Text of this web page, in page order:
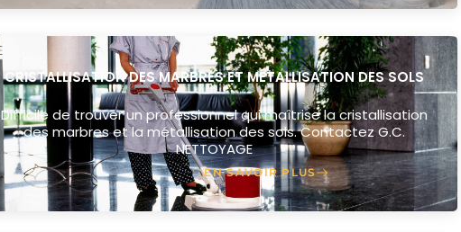
CRISTALLISATION DES MARBRES ET MÉTALLISATION DES SOLS
Difficile de trouver un professionnel qui maîtrise la cristallisation
des marbres et la métallisation des sols. Contactez G.C.
NETTOYAGE
EN SAVOIR PLUS